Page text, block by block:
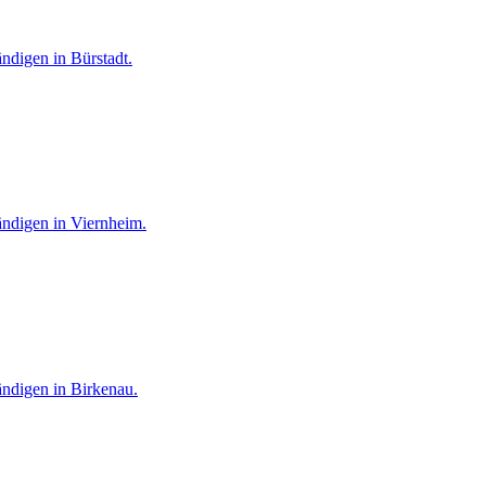
in Bürstadt.
in Viernheim.
in Birkenau.